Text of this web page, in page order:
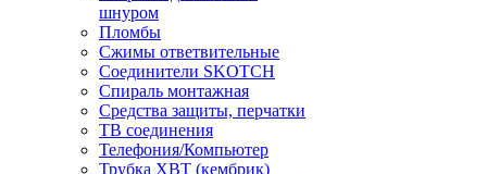
шнуром
Пломбы
Сжимы ответвительные
Соединители SKOTCH
Спираль монтажная
Средства защиты, перчатки
ТВ соединения
Телефония/Компьютер
Трубка ХВТ (кембрик)